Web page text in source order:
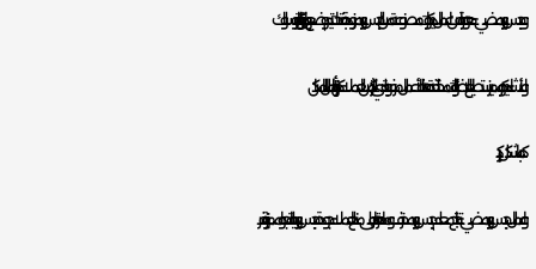
و جبس بورد مضيء هو عبارة عن اعمال ديكورات مصنوعة من الجبس بورد مزودة بفتحات يتم وضع بها دوائر كهربائية وسلوك
و لأنشاء ديكور مميز يستطيع الاضائة بالونات مختلفة، هذه الأعمال مرغوبة لدي الكثير من العملاء كما أنها تبرز جمال المكان
كما بشكل كبير.
و اعمال جبس بورد مضيء تحتاج معلم جبس بورد محترف وماهر قادر على منح العملاء جودة جبس بورد عالية جدا ومميزة، نوفر